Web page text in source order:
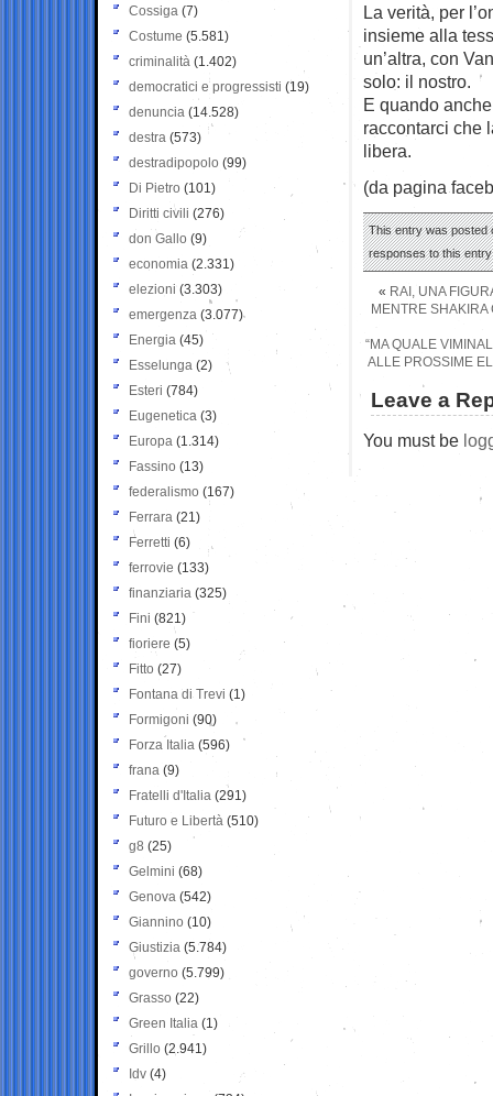
La verità, per
insieme alla
un’altra, con
solo: il nostro.
E quando
raccontarci che
libera.
(da pagina
This entry was posted
responses to this
« RAI, UNA
MENTRE
“MA QUALE
ALLE PROSSIME
Leave a
You must be
Cossiga (7)
Costume (5.581)
criminalità (1.402)
democratici e progressisti (19)
denuncia (14.528)
destra (573)
destradipopolo (99)
Di Pietro (101)
Diritti civili (276)
don Gallo (9)
economia (2.331)
elezioni (3.303)
emergenza (3.077)
Energia (45)
Esselunga (2)
Esteri (784)
Eugenetica (3)
Europa (1.314)
Fassino (13)
federalismo (167)
Ferrara (21)
Ferretti (6)
ferrovie (133)
finanziaria (325)
Fini (821)
fioriere (5)
Fitto (27)
Fontana di Trevi (1)
Formigoni (90)
Forza Italia (596)
frana (9)
Fratelli d'Italia (291)
Futuro e Libertà (510)
g8 (25)
Gelmini (68)
Genova (542)
Giannino (10)
Giustizia (5.784)
governo (5.799)
Grasso (22)
Green Italia (1)
Grillo (2.941)
Idv (4)